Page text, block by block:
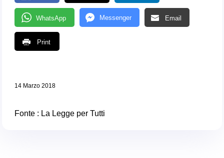
WhatsApp Messenger Email
Print
14 Marzo 2018
Fonte : La Legge per Tutti